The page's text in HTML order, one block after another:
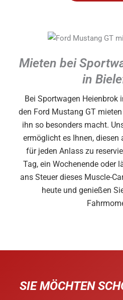
Mieten bei
in
Bei Sportwagen Heienbrok
den Ford Mustang GT
ihn so besonders macht.
ermöglicht es Ihnen, diesen
für jeden Anlass zu
Tag, ein Wochenende oder
ans Steuer dieses Muscle-
heute und genießen
SIE MÖCHTEN